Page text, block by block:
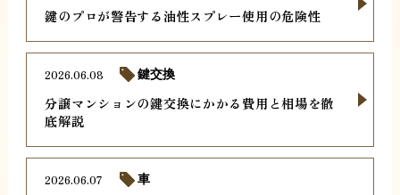
鍵のプロが警告する油性スプレー使用の危険性
分譲マンションの鍵交換にかかる費用と相場を徹
底解説
2026.06.08 鍵交換
2026.06.07 車